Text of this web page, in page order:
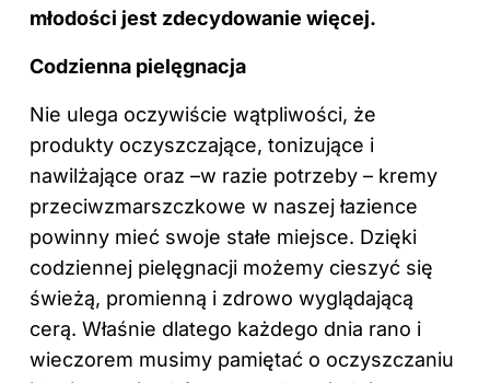
młodości jest zdecydowanie więcej.
Codzienna pielęgnacja
Nie ulega oczywiście wątpliwości, że
produkty oczyszczające, tonizujące i
nawilżające oraz –w razie potrzeby – kremy
przeciwzmarszczkowe w naszej łazience
powinny mieć swoje stałe miejsce. Dzięki
codziennej pielęgnacji możemy cieszyć się
świeżą, promienną i zdrowo wyglądającą
cerą. Właśnie dlatego każdego dnia rano i
wieczorem musimy pamiętać o oczyszczaniu